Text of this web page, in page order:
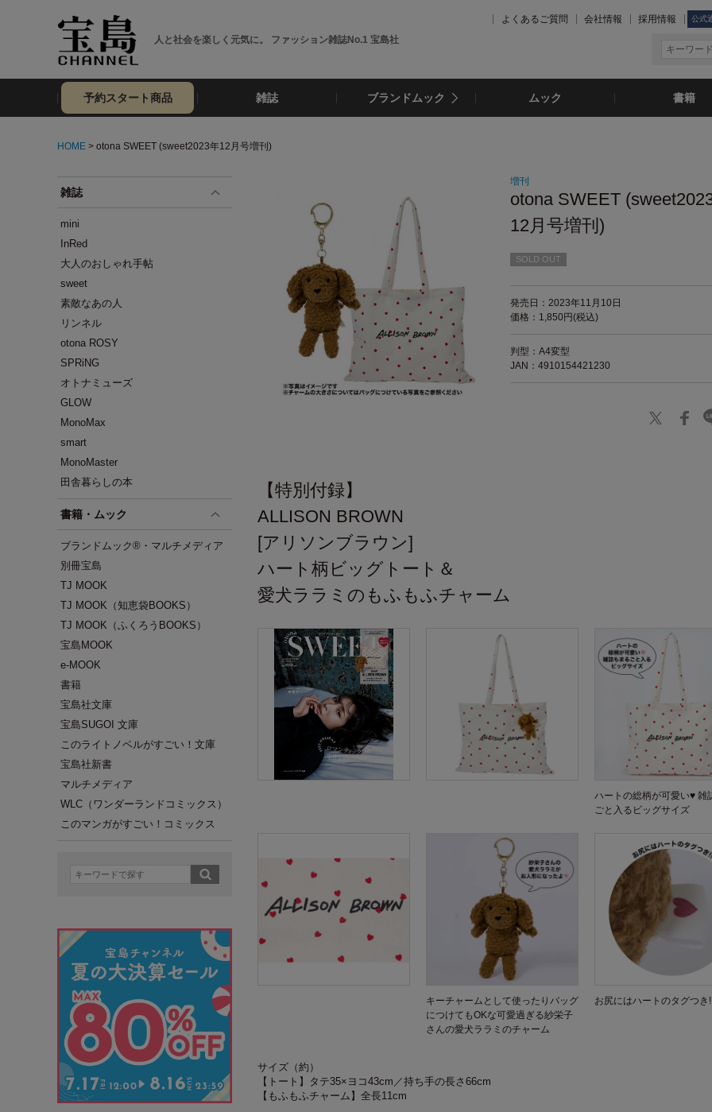
人と社会を楽しく元気に。 ファッション雑誌No.1 宝島社
よくあるご質問 会社情報 採用情報 公式
予約スタート商品 雑誌 ブランドムック ムック 書籍
HOME > otona SWEET (sweet2023年12月号増刊)
雑誌
mini
InRed
大人のおしゃれ手帖
sweet
素敵なあの人
リンネル
otona ROSY
SPRiNG
オトナミューズ
GLOW
MonoMax
smart
MonoMaster
田舎暮らしの本
書籍・ムック
ブランドムック®・マルチメディア
別冊宝島
TJ MOOK
TJ MOOK（知恵袋BOOKS）
TJ MOOK（ふくろうBOOKS）
宝島MOOK
e-MOOK
書籍
宝島社文庫
宝島SUGOI 文庫
このライトノベルがすごい！文庫
宝島社新書
マルチメディア
WLC（ワンダーランドコミックス）
このマンガがすごい！コミックス
増刊
otona SWEET
12月号増刊)
SOLD OUT
発売日：2023年11月10日
価格：1,850円(税込)
判型：A4変型
JAN：4910154421230
【特別付録】
ALLISON BROWN
[アリソンブラウン]
ハート柄ビッグトート＆
愛犬ララミのもふもふチャーム
ハートの総柄が可愛い♥ 雑
ごと入るビッグサイズ
キーチャームとして使ったりバッグ
につけてもOKな可愛過ぎる紗栄子
さんの愛犬ララミのチャーム
お尻にはハートのタグつき
サイズ（約）
【トート】タテ35×ヨコ43cm／持ち手の長さ66cm
【もふもふチャーム】全長11cm